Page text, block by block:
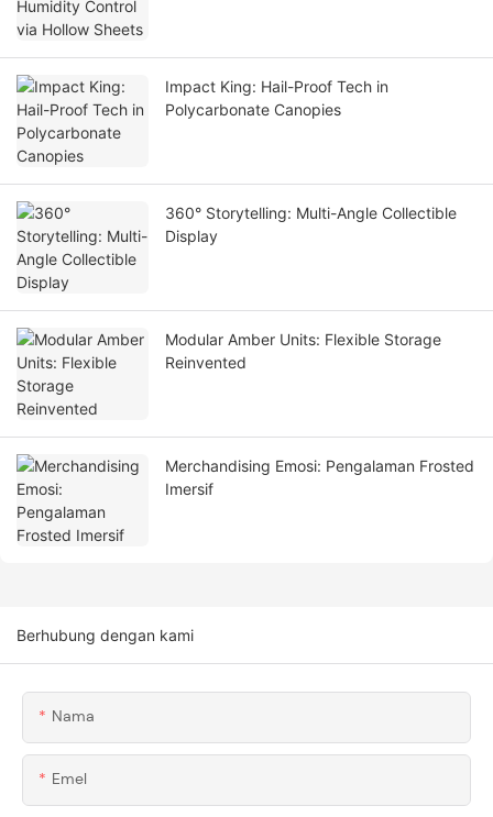
Impact King: Hail-Proof Tech in
Polycarbonate Canopies
360° Storytelling: Multi-Angle Collectible
Display
Modular Amber Units: Flexible Storage
Reinvented
Merchandising Emosi: Pengalaman Frosted
Imersif
Berhubung dengan kami
Nama
Emel